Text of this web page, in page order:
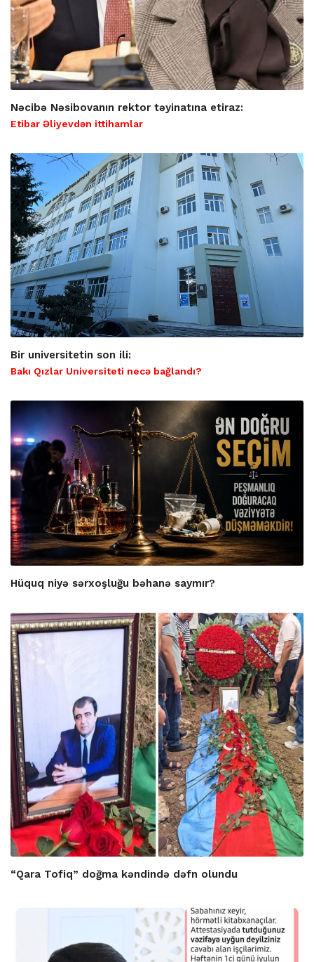
Nəcibə Nəsibovanın rektor təyinatına etiraz:
Etibar Əliyevdən ittihamlar
Bir universitetin son ili:
Bakı Qızlar Universiteti necə bağlandı?
Hüquq niyə sərxoşluğu bəhanə saymır?
“Qara Tofiq” doğma kəndində dəfn olundu